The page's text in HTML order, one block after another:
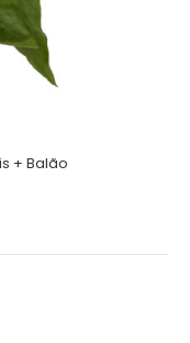
+ Balão